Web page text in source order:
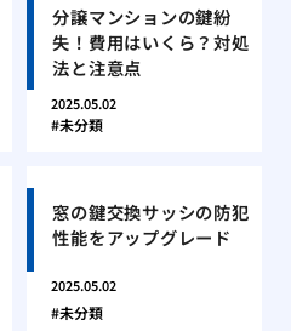
分譲マンションの鍵紛
失！費用はいくら？対処
法と注意点
2025.05.02
未分類
窓の鍵交換サッシの防犯
性能をアップグレード
2025.05.02
未分類